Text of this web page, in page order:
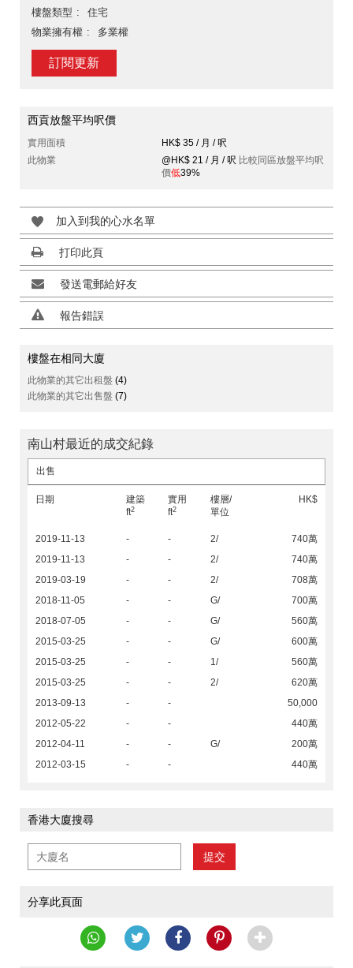
樓盤類型
住宅
物業擁有權
多業權
訂閱更新
西貢放盤平均呎價
實用面積
HK$ 35 / 月 / 呎
此物業
@HK$ 21 / 月 / 呎 比較同區放盤平均呎
價低39%
加入到我的心水名單
打印此頁
發送電郵給好友
報告錯誤
樓盤在相同大廈
此物業的其它出租盤 (4)
此物業的其它出售盤 (7)
南山村最近的成交紀錄
出售
日期
建築
ft2
實用
ft2
樓層/
單位
HK$
2019-11-13 - - 2/
740萬
2019-11-13
- - 2/
740萬
2019-03-19
- - 2/
708萬
2018-11-05
- - G/
700萬
2018-07-05
- - G/
560萬
2015-03-25
- - G/
600萬
2015-03-25
- - 1/
560萬
2015-03-25
- - 2/
620萬
2013-09-13
- -
50,000
2012-05-22
- -
440萬
2012-04-11
- - G/
200萬
2012-03-15
- - 440萬
香港大廈搜尋
提交
分享此頁面